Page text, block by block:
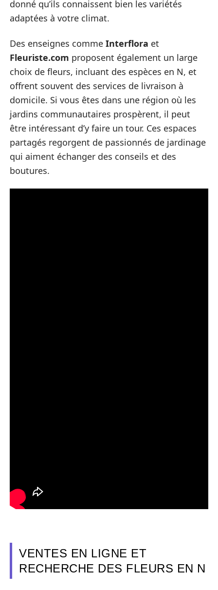
donné qu’ils connaissent bien les variétés
adaptées à votre climat.
Des enseignes comme Interflora et
Fleuriste.com proposent également un large
choix de fleurs, incluant des espèces en N, et
offrent souvent des services de livraison à
domicile. Si vous êtes dans une région où les
jardins communautaires prospèrent, il peut
être intéressant d’y faire un tour. Ces espaces
partagés regorgent de passionnés de jardinage
qui aiment échanger des conseils et des
boutures.
VENTES EN LIGNE ET
RECHERCHE DES FLEURS EN N